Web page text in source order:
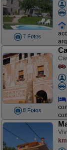
7 Fotos
8 Fotos
km